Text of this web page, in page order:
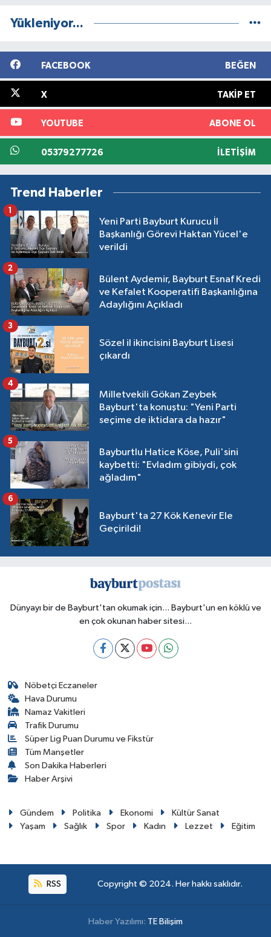
Yükleniyor...
FACEBOOK BEĞEN
X TAKIP ET
YOUTUBE ABONE OL
05379277726 İLETIŞIM
Trend Haberler
Yeni Parti Bayburt Kurucu İl
Başkanlığı Görevi Haktan Yücel'e
verildi
1
Bülent Aydemir, Bayburt Esnaf Kredi
ve Kefalet Kooperatifi Başkanlığına
Adaylığını Açıkladı
2
Sözel il ikincisini Bayburt Lisesi
çıkardı
3
Milletvekili Gökan Zeybek
Bayburt'ta konuştu: "Yeni Parti
seçime de iktidara da hazır"
4
Bayburtlu Hatice Köse, Puli'sini
kaybetti: "Evladım gibiydi, çok
ağladım"
5
Bayburt'ta 27 Kök Kenevir Ele
Geçirildi!
6
Dünyayı bir de Bayburt'tan okumak için... Bayburt'un en köklü ve
en çok okunan haber sitesi...
Nöbetçi Eczaneler
Hava Durumu
Namaz Vakitleri
Trafik Durumu
Süper Lig Puan Durumu ve Fikstür
Tüm Manşetler
Son Dakika Haberleri
Haber Arşivi
Gündem Politika Ekonomi
Kültür Sanat
Yaşam
Sağlık Spor Kadın Lezzet Eğitim
RSS Copyright © 2024. Her hakkı saklıdır.
Haber Yazılımı: TE Bilişim